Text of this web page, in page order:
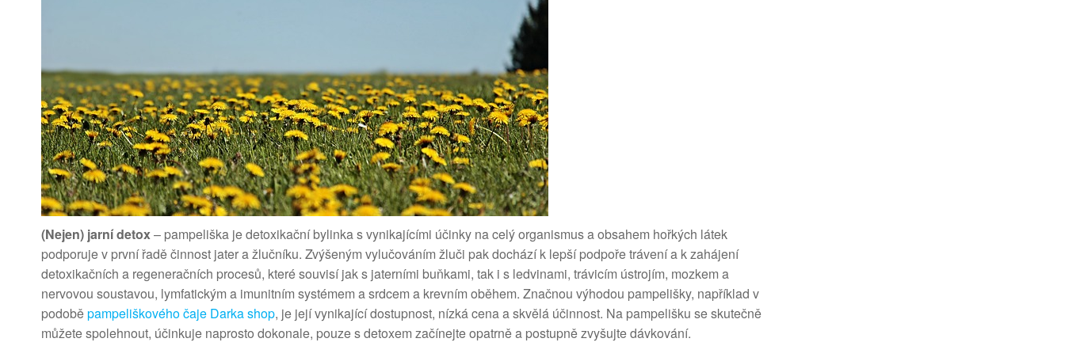
(Nejen) jarní detox– pampeliška je detoxikační bylinka s vynikajícími účinky na celý organismus a obsahem hořkých látek
podporuje v první řadě činnost jater a žlučníku. Zvýšeným vylučováním žluči pak dochází k lepší podpoře trávení a k zahájení
detoxikačních a regeneračních procesů, které souvisí jak s jaterními buňkami, tak i s ledvinami, trávicím ústrojím, mozkem a
nervovou soustavou, lymfatickým a imunitním systémem a srdcem a krevním oběhem. Značnou výhodou pampelišky, například v
podoběpampeliškového čaje Darka shop, je její vynikající dostupnost, nízká cena a skvělá účinnost. Na pampelišku se skutečně
můžete spolehnout, účinkuje naprosto dokonale, pouze s detoxem začínejte opatrně a postupně zvyšujte dávkování.